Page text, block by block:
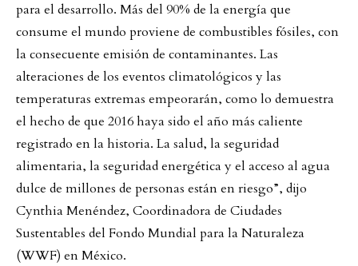
para el desarrollo. Más del 90% de la energía que
consume el mundo proviene de combustibles fósiles, con
la consecuente emisión de contaminantes. Las
alteraciones de los eventos climatológicos y las
temperaturas extremas empeorarán, como lo demuestra
el hecho de que 2016 haya sido el año más caliente
registrado en la historia. La salud, la seguridad
alimentaria, la seguridad energética y el acceso al agua
dulce de millones de personas están en riesgo”, dijo
Cynthia Menéndez, Coordinadora de Ciudades
Sustentables del Fondo Mundial para la Naturaleza
(WWF) en México.